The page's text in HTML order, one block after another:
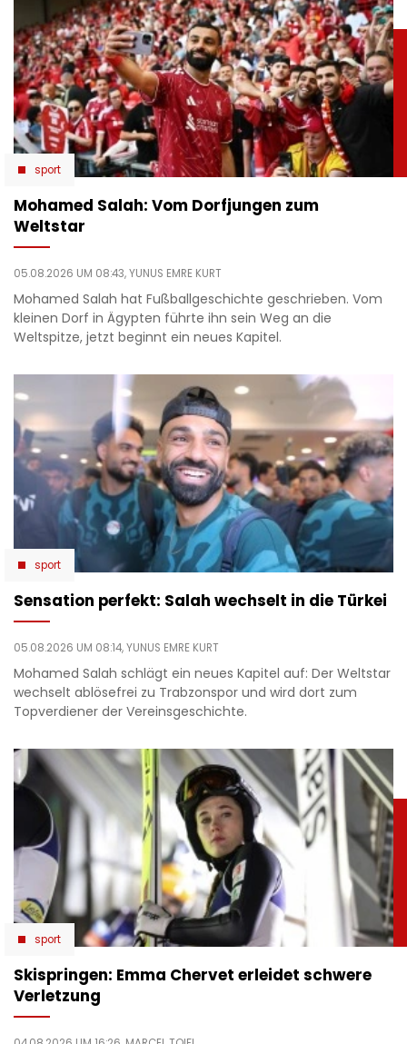
sport
Mohamed Salah: Vom Dorfjungen zum
Weltstar
05.08.2026 UM 08:43,YUNUS EMRE KURT
Mohamed Salah hat Fußballgeschichte geschrieben. Vom
kleinen Dorf in Ägypten führte ihn sein Weg an die
Weltspitze, jetzt beginnt ein neues Kapitel.
sport
Sensation perfekt: Salah wechselt in die Türkei
05.08.2026 UM 08:14,YUNUS EMRE KURT
Mohamed Salah schlägt ein neues Kapitel auf: Der Weltstar
wechselt ablösefrei zu Trabzonspor und wird dort zum
Topverdiener der Vereinsgeschichte.
sport
Skispringen: Emma Chervet erleidet schwere
Verletzung